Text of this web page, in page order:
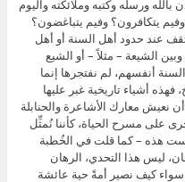
ورسله وكتبه وملائكته واليوم
يتكافرون؟ وفيم يتباغضون؟
عند حدود أهل السنة أو أهل
الشيعة – مثلاً – أو الشيع
أنفسهم، لم نفتجرها إنما
فهذه أشياء تاريخية غبر عليها
نعيش معارك الأشاعرة والحنابلة
على مسرح الحياة، كأننا نُمثِّل
هذه – كما قلت في الخُطبة
ليس هذا التحدي، الرهان
كيف نصير أمةً حية عائشة